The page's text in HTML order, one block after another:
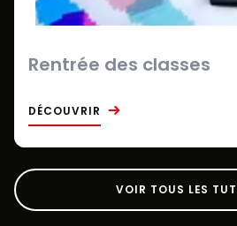
Rentrée des classes
DÉCOUVRIR
VOIR TOUS LES